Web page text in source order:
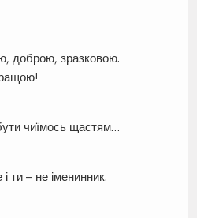
доброю, зразковою.
чиїмось щастям…
ти – не іменинник.